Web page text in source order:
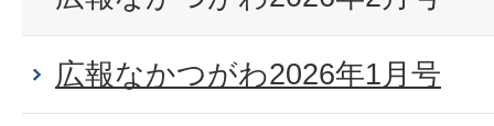
広報なかつがわ2026年1月号